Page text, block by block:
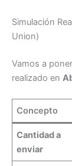
Simulación
Union)
Vamos a
realizado en
Concepto
Cantidad a
enviar